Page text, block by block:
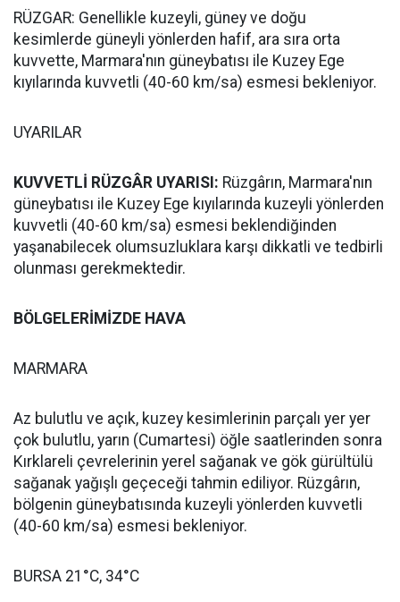
RÜZGAR: Genellikle kuzeyli, güney ve doğu
kesimlerde güneyli yönlerden hafif, ara sıra orta
kuvvette, Marmara'nın güneybatısı ile Kuzey Ege
kıyılarında kuvvetli (40-60 km/sa) esmesi bekleniyor.
UYARILAR
KUVVETLİ RÜZGÂR UYARISI: Rüzgârın, Marmara'nın
güneybatısı ile Kuzey Ege kıyılarında kuzeyli yönlerden
kuvvetli (40-60 km/sa) esmesi beklendiğinden
yaşanabilecek olumsuzluklara karşı dikkatli ve tedbirli
olunması gerekmektedir.
BÖLGELERİMİZDE HAVA
MARMARA
Az bulutlu ve açık, kuzey kesimlerinin parçalı yer yer
çok bulutlu, yarın (Cumartesi) öğle saatlerinden sonra
Kırklareli çevrelerinin yerel sağanak ve gök gürültülü
sağanak yağışlı geçeceği tahmin ediliyor. Rüzgârın,
bölgenin güneybatısında kuzeyli yönlerden kuvvetli
(40-60 km/sa) esmesi bekleniyor.
BURSA 21°C, 34°C